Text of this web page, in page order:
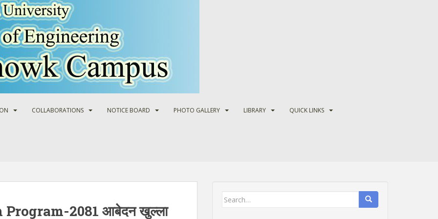
COLLABORATIONS NOTICE BOARD PHOTO GALLERY LIBRARY QUICK LINKS
2081 आबेदन खुल्ला
Search